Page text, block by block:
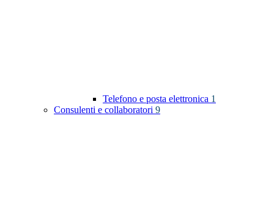
Telefono e posta elettronica 1
Consulenti e collaboratori 9